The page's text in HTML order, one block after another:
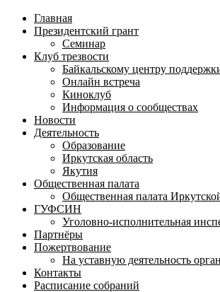
меню
Главная
Президентский грант
Семинар
Клуб трезвости
Байкальскому центру
Онлайн встреча
Киноклуб
Информация о сообществах
Новости
Деятельность
Образование
Иркутская область
Якутия
Общественная палата
Общественная палата
ГУФСИН
Уголовно-исполнительная
Партнёры
Пожертвование
На уставную деятельность
Контакты
Расписание собраний